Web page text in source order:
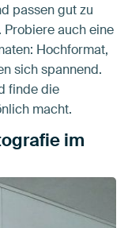
passen gut zu
auch eine
Hochformat,
sich spannend.
finde die
macht.
im